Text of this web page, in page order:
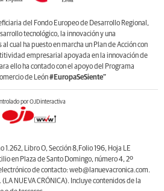
del Fondo Europeo de Desarrollo Regional,
tecnológico, la innovación y una
cual ha puesto en marcha un Plan de Acción con
empresarial apoyada en la innovación de
ello ha contado con el apoyo del Programa
de León#EuropaSeSiente”
por OJDinteractiva
1.262, Libro O, Sección 8,Folio 196, Hoja LE
en Plaza de Santo Domingo, número 4, 2º
de contacto: web@lanuevacronica.com.
NUEVA CRÓNICA). Incluye contenidos de la